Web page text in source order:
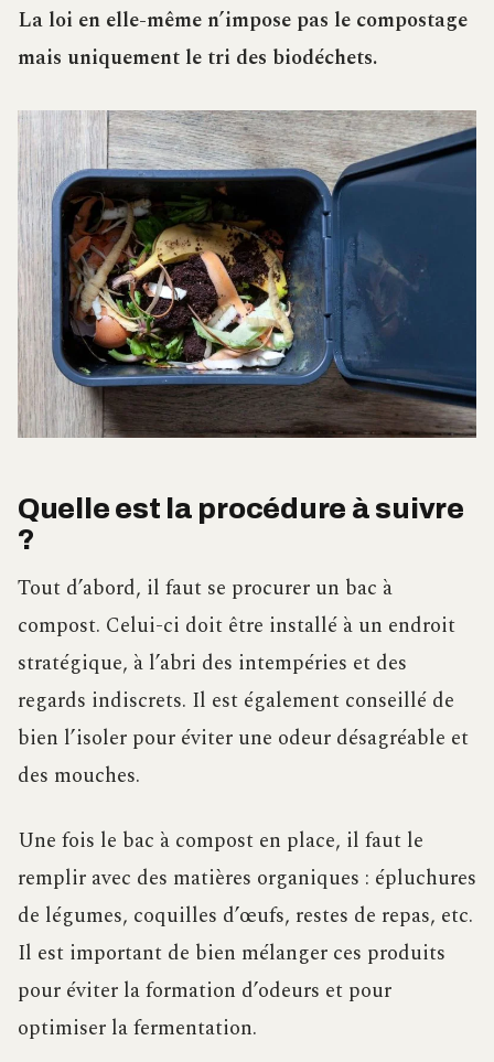
La loi en elle-même n’impose pas le compostage
mais uniquement le tri des biodéchets.
Quelle est la procédure à suivre
?
Tout d’abord, il faut se procurer un bac à
compost. Celui-ci doit être installé à un endroit
stratégique, à l’abri des intempéries et des
regards indiscrets. Il est également conseillé de
bien l’isoler pour éviter une odeur désagréable et
des mouches.
Une fois le bac à compost en place, il faut le
remplir avec des matières organiques : épluchures
de légumes, coquilles d’œufs, restes de repas, etc.
Il est important de bien mélanger ces produits
pour éviter la formation d’odeurs et pour
optimiser la fermentation.